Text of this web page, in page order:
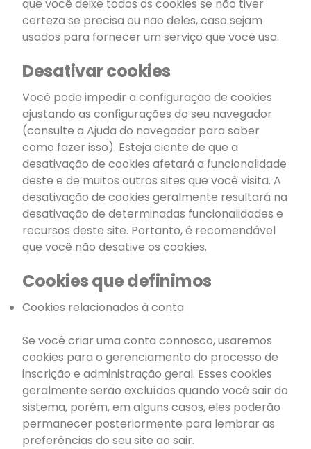
que você deixe todos os cookies se não tiver
certeza se precisa ou não deles, caso sejam
usados ​​para fornecer um serviço que você usa.
Desativar cookies
Você pode impedir a configuração de cookies
ajustando as configurações do seu navegador
(consulte a Ajuda do navegador para saber
como fazer isso). Esteja ciente de que a
desativação de cookies afetará a funcionalidade
deste e de muitos outros sites que você visita. A
desativação de cookies geralmente resultará na
desativação de determinadas funcionalidades e
recursos deste site. Portanto, é recomendável
que você não desative os cookies.
Cookies que definimos
Cookies relacionados à conta
Se você criar uma conta connosco, usaremos
cookies para o gerenciamento do processo de
inscrição e administração geral. Esses cookies
geralmente serão excluídos quando você sair do
sistema, porém, em alguns casos, eles poderão
permanecer posteriormente para lembrar as
preferências do seu site ao sair.